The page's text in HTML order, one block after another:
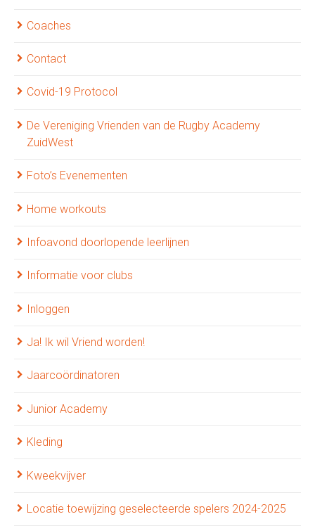
Coaches
Contact
Covid-19 Protocol
De Vereniging Vrienden van de Rugby Academy
ZuidWest
Foto’s Evenementen
Home workouts
Infoavond doorlopende leerlijnen
Informatie voor clubs
Inloggen
Ja! Ik wil Vriend worden!
Jaarcoördinatoren
Junior Academy
Kleding
Kweekvijver
Locatie toewijzing geselecteerde spelers 2024-2025